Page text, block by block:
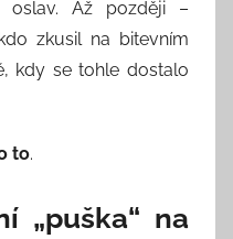
oslav. Až později –
zkusil na bitevním
kdy se tohle dostalo
to.
„puška“ na